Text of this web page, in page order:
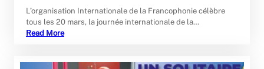
L’organisation Internationale de la Francophonie célèbre
tous les 20 mars, la journée internationale de la…
Read More